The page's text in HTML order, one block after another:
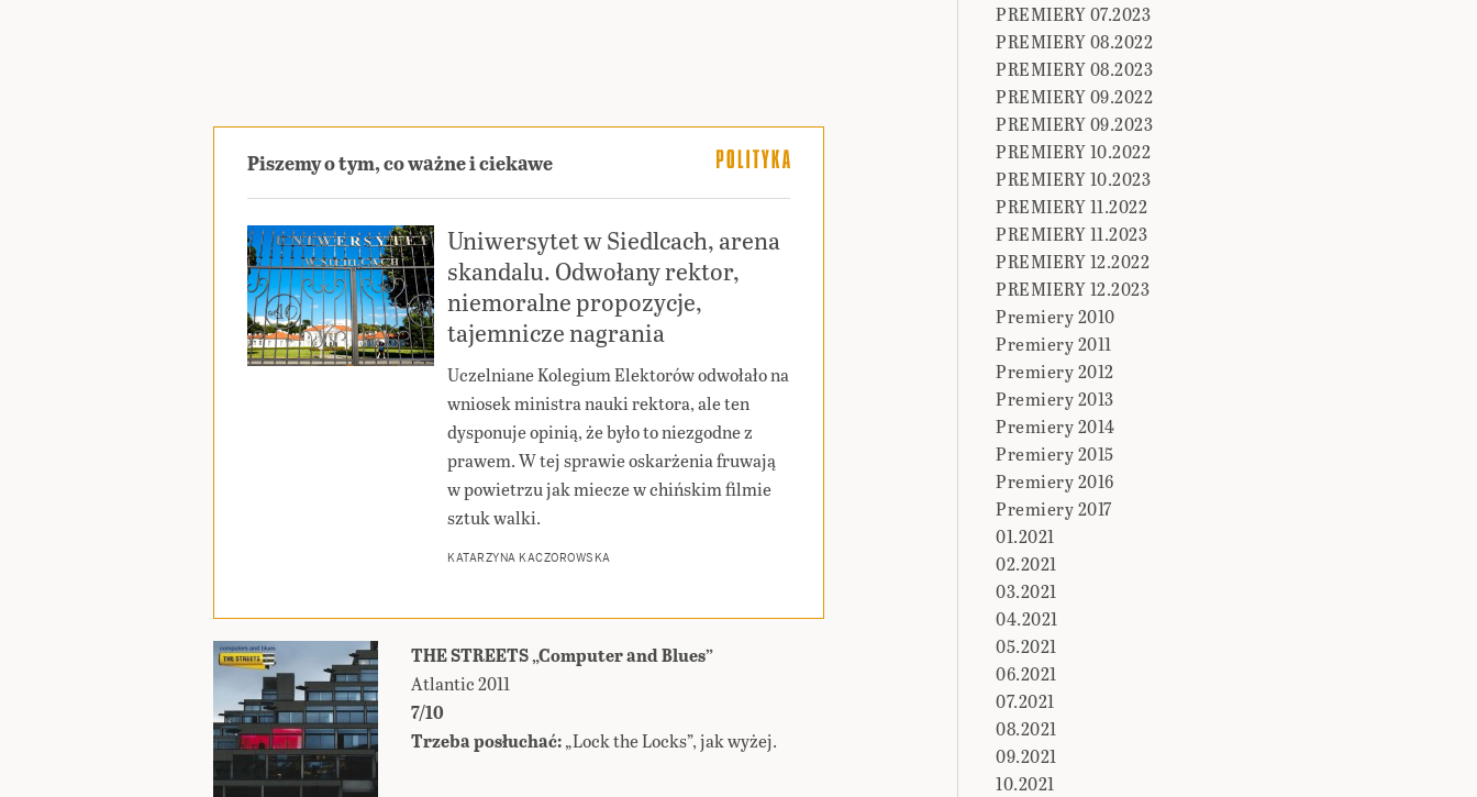
Piszemy o tym, co ważne i ciekawe
Uniwersytet w Siedlcach, arena
skandalu. Odwołany rektor,
niemoralne propozycje,
tajemnicze nagrania
Uczelniane Kolegium Elektorów odwołało na
wniosek ministra nauki rektora, ale ten
dysponuje opinią, że było to niezgodne z
prawem. W tej sprawie oskarżenia fruwają
w powietrzu jak miecze w chińskim filmie
sztuk walki.
KATARZYNA KACZOROWSKA
THE STREETS „Computer and Blues”
Atlantic 2011
7/10
Trzeba posłuchać:„Lock the Locks”, jak wyżej.
PREMIERY 07.2023
PREMIERY 08.2022
PREMIERY 08.2023
PREMIERY 09.2022
PREMIERY 09.2023
PREMIERY 10.2022
PREMIERY 10.2023
PREMIERY 11.2022
PREMIERY 11.2023
PREMIERY 12.2022
PREMIERY 12.2023
Premiery 2010
Premiery 2011
Premiery 2012
Premiery 2013
Premiery 2014
Premiery 2015
Premiery 2016
Premiery 2017
01.2021
02.2021
03.2021
04.2021
05.2021
06.2021
07.2021
08.2021
09.2021
10.2021